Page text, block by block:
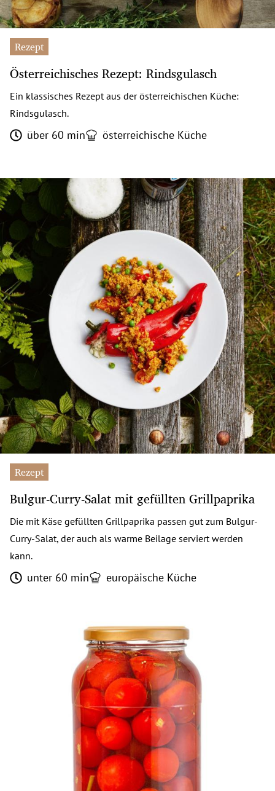
Rezept
Österreichisches Rezept: Rindsgulasch
Ein klassisches Rezept aus der österreichischen Küche:
Rindsgulasch.
über 60 min österreichische Küche
Rezept
Bulgur-Curry-Salat mit gefüllten Grillpaprika
Die mit Käse gefüllten Grillpaprika passen gut zum Bulgur-
Curry-Salat, der auch als warme Beilage serviert werden
kann.
unter 60 min europäische Küche